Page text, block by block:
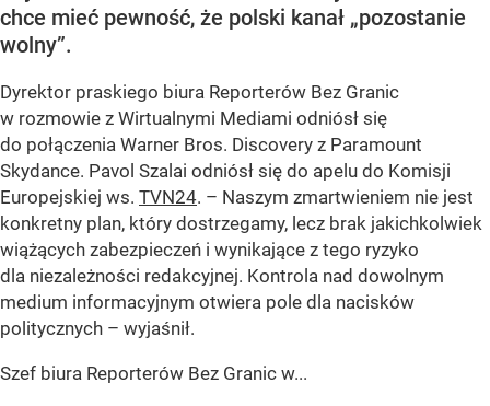
chce mieć pewność, że polski kanał „pozostanie
wolny”.
Dyrektor praskiego biura Reporterów Bez Granic
w rozmowie z Wirtualnymi Mediami odniósł się
do połączenia Warner Bros. Discovery z Paramount
Skydance. Pavol Szalai odniósł się do apelu do Komisji
Europejskiej ws. TVN24. – Naszym zmartwieniem nie jest
konkretny plan, który dostrzegamy, lecz brak jakichkolwiek
wiążących zabezpieczeń i wynikające z tego ryzyko
dla niezależności redakcyjnej. Kontrola nad dowolnym
medium informacyjnym otwiera pole dla nacisków
politycznych – wyjaśnił.
Szef biura Reporterów Bez Granic w...